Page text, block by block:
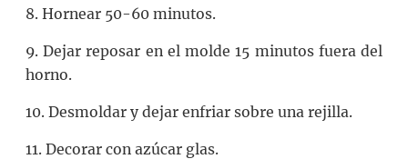
8. Hornear 50-60 minutos.
9. Dejar reposar en el molde 15 minutos fuera del
horno.
10. Desmoldar y dejar enfriar sobre una rejilla.
11. Decorar con azúcar glas.